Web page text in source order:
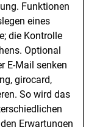
Funktionen
eines
die Kontrolle
Optional
E-Mail senken
girocard,
So wird das
Erwartungen